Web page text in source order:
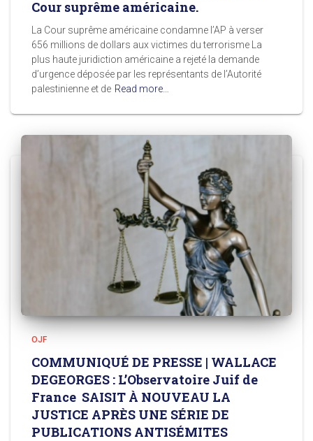
Cour suprême américaine.
La Cour suprême américaine condamne l’AP à verser
656 millions de dollars aux victimes du terrorisme La
plus haute juridiction américaine a rejeté la demande
d’urgence déposée par les représentants de l’Autorité
palestinienne et de Read more…
OJF
COMMUNIQUÉ DE PRESSE | WALLACE
DEGEORGES : L’Observatoire Juif de
France SAISIT À NOUVEAU LA
JUSTICE APRÈS UNE SÉRIE DE
PUBLICATIONS ANTISÉMITES